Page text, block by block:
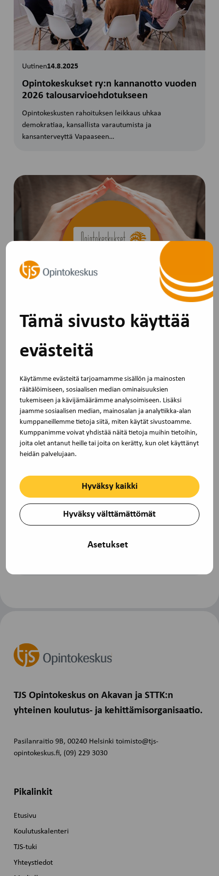
Tämä sivusto käyttää
evästeitä
Käytämme evästeitä tarjoamamme sisällön ja mainosten
räätälöimiseen, sosiaalisen median ominaisuuksien
tukemiseen ja kävijämäärämme analysoimiseen. Lisäksi
jaamme sosiaalisen median, mainosalan ja analytiikka-alan
kumppaneillemme tietoja siitä, miten käytät sivustoamme.
Kumppanimme voivat yhdistää näitä tietoja muihin tietoihin,
joita olet antanut heille tai joita on kerätty, kun olet käyttänyt
heidän palvelujaan.
Hyväksy kaikki
Hyväksy välttämättömät
Asetukset
Uutinen14.8.2025
Opintokeskukset ry:n kannanotto vuoden
2026 talousarvioehdotukseen
Opintokeskusten rahoituksen leikkaus uhkaa
demokratiaa, kansallista varautumista ja
kansanterveyttä Vapaaseen…
lisäleikkauksia
Opintokeskukset ry ottaa kantaa…
Uutinen25.8.2023
Opintokeskusten koulutus turvattava –
Hallitusohjelmassa esitetään opintokeskuksille -7
TJS Opintokeskus on Akavan ja STTK:n
yhteinen koulutus- ja kehittämisorganisaatio.
Pasilanraitio 9B, 00240 Helsinki toimisto@tjs-
opintokeskus.fi, (09) 229 3030
Pikalinkit
Etusivu
Koulutuskalenteri
TJS-tuki
Yhteystiedot